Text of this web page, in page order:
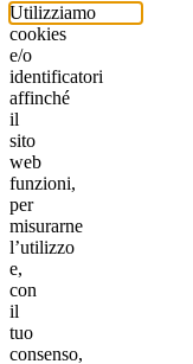
Utilizziamo
cookies
e/o
identificatori
affinché
il
sito
web
funzioni,
per
misurarne
l’utilizzo
e,
con
il
tuo
consenso,